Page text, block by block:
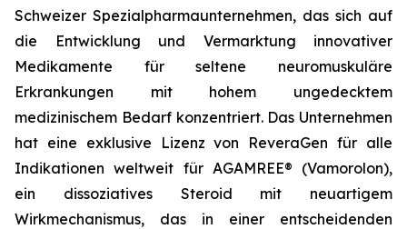
Schweizer Spezialpharmaunternehmen, das sich auf
die Entwicklung und Vermarktung innovativer
Medikamente für seltene neuromuskuläre
Erkrankungen mit hohem ungedecktem
medizinischem Bedarf konzentriert. Das Unternehmen
hat eine exklusive Lizenz von ReveraGen für alle
Indikationen weltweit für AGAMREE® (Vamorolon),
ein dissoziatives Steroid mit neuartigem
Wirkmechanismus, das in einer entscheidenden